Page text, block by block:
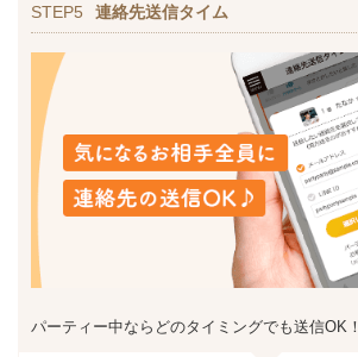
STEP5 連絡先送信タイム
パーティー中ならどのタイミングでも送信OK！